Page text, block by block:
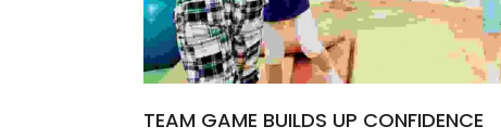
TEAM GAME BUILDS UP CONFIDENCE